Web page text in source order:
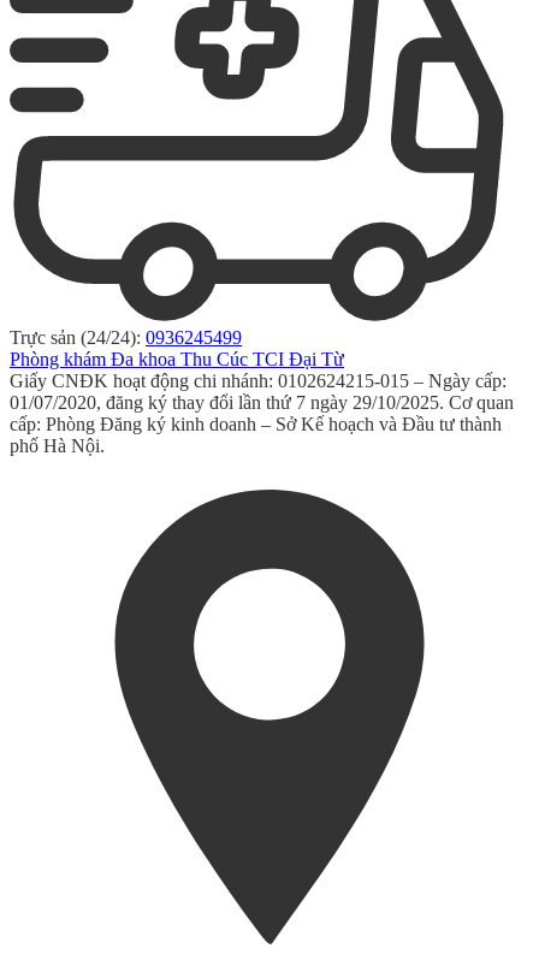
Trực sản (24/24): 0936245499
Phòng khám Đa khoa Thu Cúc TCI Đại Từ
Giấy CNĐK hoạt động chi nhánh: 0102624215-015 – Ngày cấp:
01/07/2020, đăng ký thay đổi lần thứ 7 ngày 29/10/2025. Cơ quan
cấp: Phòng Đăng ký kinh doanh – Sở Kế hoạch và Đầu tư thành
phố Hà Nội.